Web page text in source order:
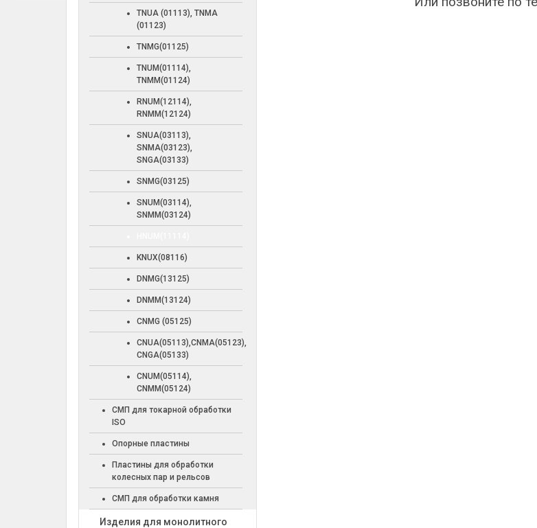
TNUA (01113), TNMA
(01123)
TNMG(01125)
TNUM(01114),
TNMM(01124)
RNUM(12114),
RNMM(12124)
SNUA(03113),
SNMA(03123),
SNGA(03133)
SNMG(03125)
SNUM(03114),
SNMM(03124)
KNUX(08116)
DNMG(13125)
DNMM(13124)
CNMG (05125)
CNUA(05113),CNMA(05123),
CNGA(05133)
CNUM(05114),
CNMM(05124)
СМП для токарной обработки
ISO
Опорные пластины
Пластины для обработки
колесных пар и рельсов
СМП для обработки камня
Изделия для монолитного